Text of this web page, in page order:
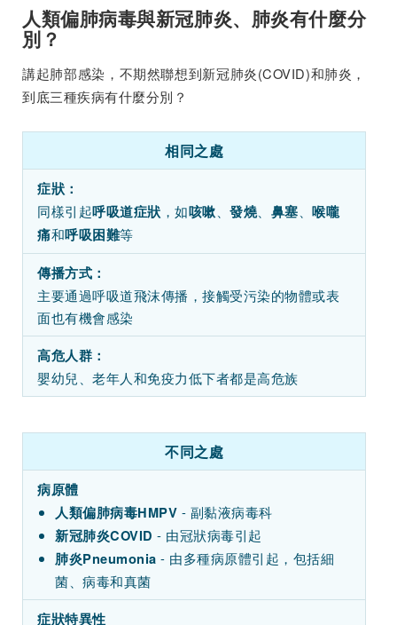
人類偏肺病毒與新冠肺炎、肺炎有什麼分
別？
講起肺部感染，不期然聯想到新冠肺炎(COVID)和肺炎，
到底三種疾病有什麼分別？
相同之處
症狀：
同樣引起呼吸道症狀 ，如咳嗽、 發燒、 鼻塞、 喉嚨
痛和呼吸困難等
傳播方式：
主要通過呼吸道飛沫傳播，接觸受污染的物體或表
面也有機會感染
高危人群：
嬰幼兒、老年人和免疫力低下者都是高危族
不同之處
病原體
人類偏肺病毒HMPV - 副黏液病毒科
新冠肺炎COVID - 由冠狀病毒引起
肺炎Pneumonia - 由多種病原體引起，包括細
菌、病毒和真菌
症狀特異性